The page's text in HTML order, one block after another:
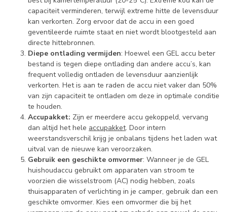
capaciteit verminderen, terwijl extreme hitte de levensduur
kan verkorten. Zorg ervoor dat de accu in een goed
geventileerde ruimte staat en niet wordt blootgesteld aan
directe hittebronnen.
Diepe ontlading vermijden: Hoewel een GEL accu beter
bestand is tegen diepe ontlading dan andere accu’s, kan
frequent volledig ontladen de levensduur aanzienlijk
verkorten. Het is aan te raden de accu niet vaker dan 50%
van zijn capaciteit te ontladen om deze in optimale conditie
te houden.
Accupakket: Zijn er meerdere accu gekoppeld, vervang
dan altijd het hele accupakket. Door intern
weerstandsverschil krijg je onbalans tijdens het laden wat
uitval van de nieuwe kan veroorzaken.
Gebruik een geschikte omvormer: Wanneer je de GEL
huishoudaccu gebruikt om apparaten van stroom te
voorzien die wisselstroom (AC) nodig hebben, zoals
thuisapparaten of verlichting in je camper, gebruik dan een
geschikte omvormer. Kies een omvormer die bij het